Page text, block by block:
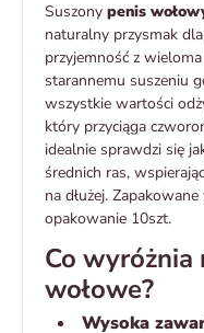
Suszony penis
naturalny przysmak
przyjemność z
starannemu suszeniu
wszystkie wartości
który przyciąga
idealnie sprawdzi się
średnich ras,
na dłużej.
opakowanie 10szt.
Co wyróżnia
wołowe?
Wysoka